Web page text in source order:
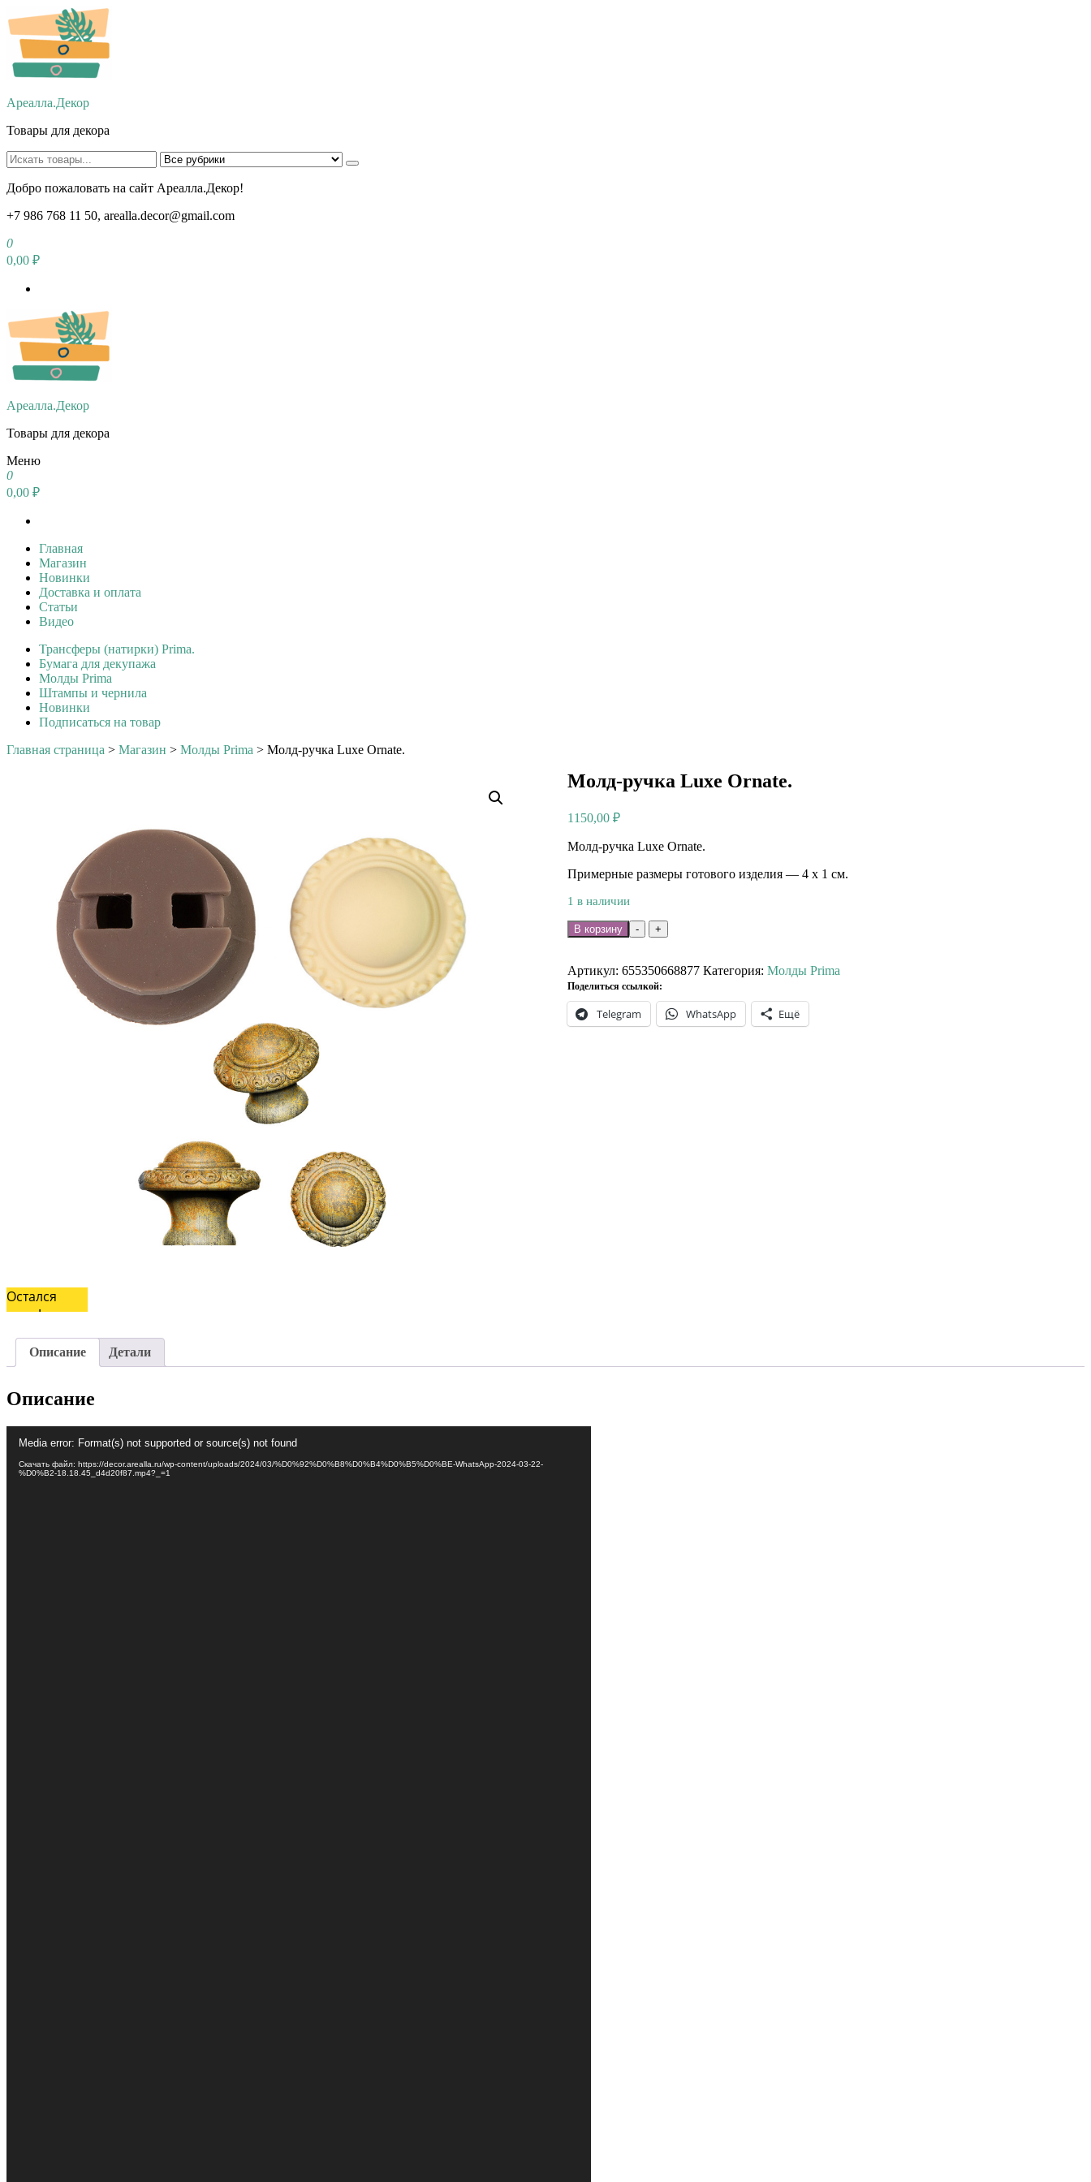
Перейти
к
содержимому
Ареалла.Декор
Товары для декора
Добро пожаловать на сайт Ареалла.Декор!
+7 986 768 11 50, arealla.decor@gmail.com
0
0,00 ₽
Ареалла.Декор
Товары для декора
Меню
0
0,00 ₽
Главная
Магазин
Новинки
Доставка и оплата
Статьи
Видео
Трансферы (натирки) Prima.
Бумага для декупажа
Молды Prima
Штампы и чернила
Новинки
Подписаться на товар
Главная страница > Магазин > Молды Prima > Молд-ручка Luxe Ornate.
Остался
один!
Молд-ручка Luxe Ornate.
1150,00 ₽
Молд-ручка Luxe Ornate.
Примерные размеры готового изделия — 4 х 1 см.
1 в наличии
-
Количество
товара
ручка
Luxe
Ornate.
+
В корзину
Артикул: 655350668877 Категория: Молды Prima
Поделиться ссылкой:
Telegram WhatsApp Ещё
Описание Детали
Описание
Media error: Format(s) not supported or source(s) not found
Скачать файл: https://decor.arealla.ru/wp-content/uploads/2024/03/%D0%92%D0%B8%D0%B4%D0%B5%D0%BE-WhatsApp-2024-03-22-
%D0%B2-18.18.45_d4d20f87.mp4?_=1